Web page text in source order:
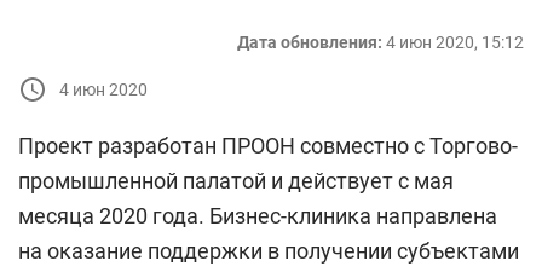
Дата обновления: 4 июн 2020, 15:12
4 июн 2020
Проект разработан ПРООН совместно с Торгово-
промышленной палатой и действует с мая
месяца 2020 года. Бизнес-клиника направлена
на оказание поддержки в получении субъектами